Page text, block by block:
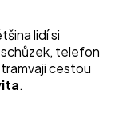
lidí si
telefon
cestou
.